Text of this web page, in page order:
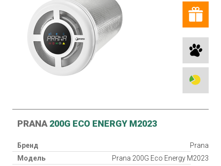
PRANA 200G ECO ENERGY M2023
Бренд
Prana
Модель
Prana 200G Eco Energy M2023